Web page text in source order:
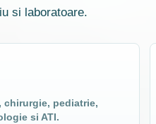
si laboratoare.
chirurgie, pediatrie,
si ATI.